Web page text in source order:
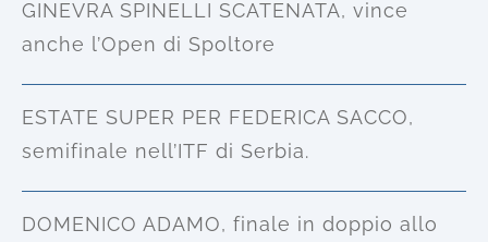
GINEVRA SPINELLI SCATENATA, vince
anche l’Open di Spoltore
ESTATE SUPER PER FEDERICA SACCO,
semifinale nell’ITF di Serbia.
DOMENICO ADAMO, finale in doppio allo